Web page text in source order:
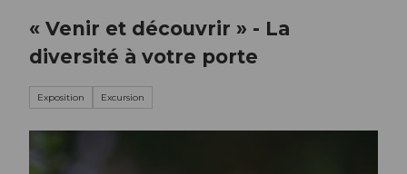
« Venir et découvrir » - La
diversité à votre porte
Exposition Excursion